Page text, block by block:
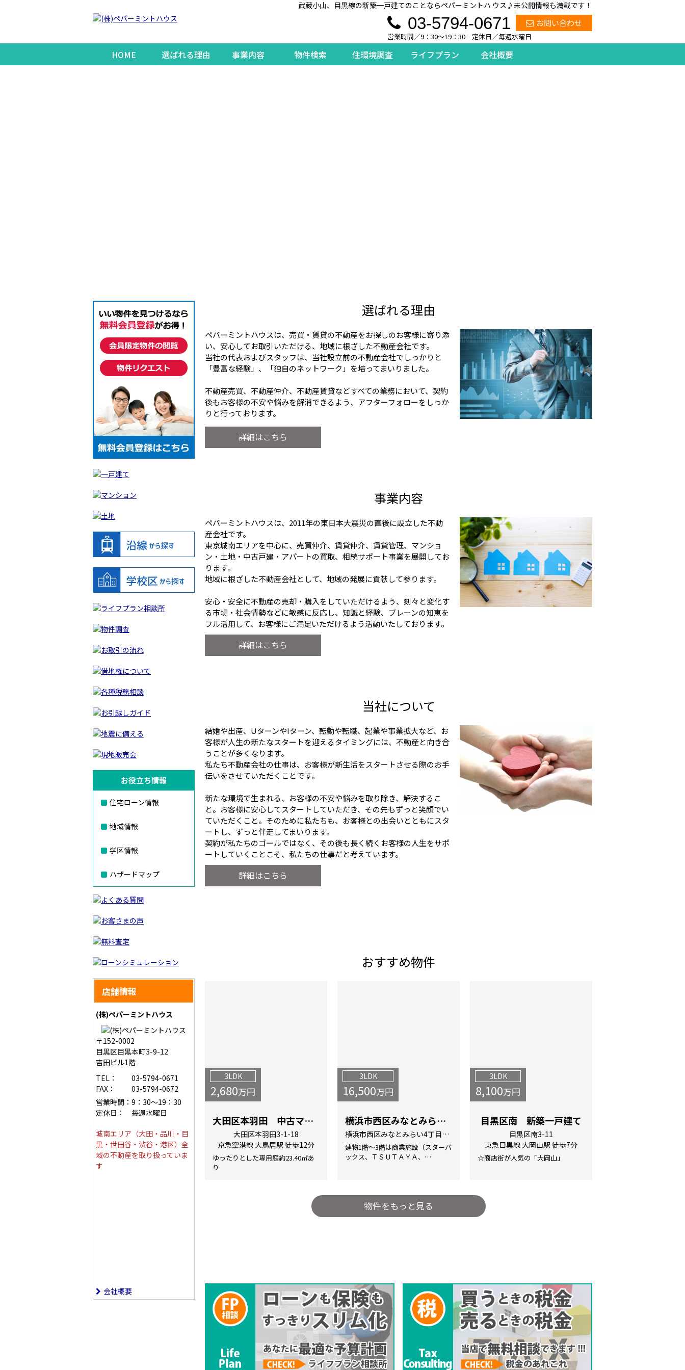
武蔵小山、目黒線の新築一戸建てのことならペパーミントハ ウス♪未公開情報も満載です！
お問い合わせ
03-5794-0671
営業時間／9：30～19：30 定休日／毎週水曜日
HOME 選ばれる理由 事業内容 物件検索 住環境調査 ライフプラン 会社概要
お役立ち情報
住宅ローン情報
地域情報
学区情報
ハザードマップ
店舗情報
(株)ペパーミントハウス
〒152-0002
目黒区目黒本町3-9-12
吉田ビル1階
TEL：
03-5794-0671
FAX：
03-5794-0672
営業時間： 9：30～19：30
定休日：
毎週水曜日
城南エリア（大田・品川・目
黒・世田谷・渋谷・港区）全
域の不動産を取り扱っていま
す
会社概要
選ばれる理由
ペパーミントハウスは、売買・賃貸の不動産をお探しのお客様に寄り添
い、安心してお取引いただける、地域に根ざした不動産会社です。
当社の代表およびスタッフは、当社設立前の不動産会社でしっかりと
「豊富な経験」、「独自のネットワーク」を培ってまいりました。
不動産売買、不動産仲介、不動産賃貸などすべての業務において、契約
後もお客様の不安や悩みを解消できるよう、アフターフォローをしっか
りと行っております。
詳細はこちら
事業内容
ペパーミントハウスは、2011年の東日本大震災の直後に設立した不動
産会社です。
東京城南エリアを中心に、売買仲介、賃貸仲介、賃貸管理、マンショ
ン・土地・中古戸建・アパートの買取、相続サポート事業を展開してお
ります。
地域に根ざした不動産会社として、地域の発展に貢献して参ります。
安心・安全に不動産の売却・購入をしていただけるよう、刻々と変化す
る市場・社会情勢などに敏感に反応し、知識と経験、ブレーンの知恵を
フル活用して、お客様にご満足いただけるよう活動いたしております。
詳細はこちら
当社について
結婚や出産、UターンやIターン、転勤や転職、起業や事業拡大など、お
客様が人生の新たなスタートを迎えるタイミングには、不動産と向き合
うことが多くなります。
私たち不動産会社の仕事は、お客様が新生活をスタートさせる際のお手
伝いをさせていただくことです。
新たな環境で生まれる、お客様の不安や悩みを取り除き、解決するこ
と。お客様に安心してスタートしていただき、その先もずっと笑顔でい
ていただくこと。そのために私たちも、お客様との出会いとともにスタ
ートし、ずっと伴走してまいります。
契約が私たちのゴールではなく、その後も長く続くお客様の人生をサポ
ートしていくことこそ、私たちの仕事だと考えています。
詳細はこちら
おすすめ物件
3LDK
2,680万円
大田区本羽田 中古マンション
大田区本羽田3-1-18
京急空港線 大鳥居駅 徒歩12分
ゆったりとした専用庭約23.40㎡あ
り
3LDK
16,500万円
横浜市西区みなとみらい 中古マンション
横浜市西区みなとみらい4丁目7-1
建物1階～3階は商業施設（スターバ
ックス、ＴＳＵＴＡＹＡ、…
3LDK
8,100万円
目黒区南 新築一戸建て
目黒区南3-11
東急目黒線 大岡山駅 徒歩7分
☆商店街が人気の「大岡山」
物件をもっと見る